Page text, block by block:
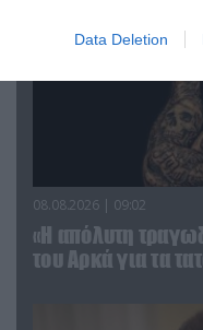
Data Deletion
08.08.2026 | 09:02
«Η απόλυτη
του Αρκά για τα